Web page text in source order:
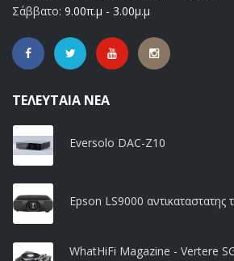
Σάββατο: 9.00π.μ - 3.00μ.μ
ΤΕΛΕΥΤΑΊΑ ΝΈΑ
Eversolo DAC-Z10
Epson LS9000
WhatHiFi Magazine - Vertere